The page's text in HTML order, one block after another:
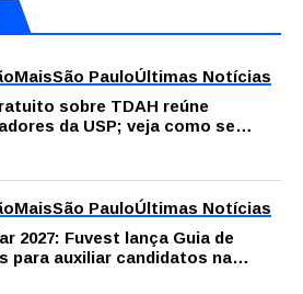
MaisSão PauloÚltimas Notícias
sobre TDAH reúne
da USP; veja como se
MaisSão PauloÚltimas Notícias
2027: Fuvest lança Guia de
para auxiliar candidatos na
profissão